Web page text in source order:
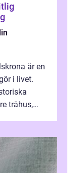
är en
i livet.
trähus,